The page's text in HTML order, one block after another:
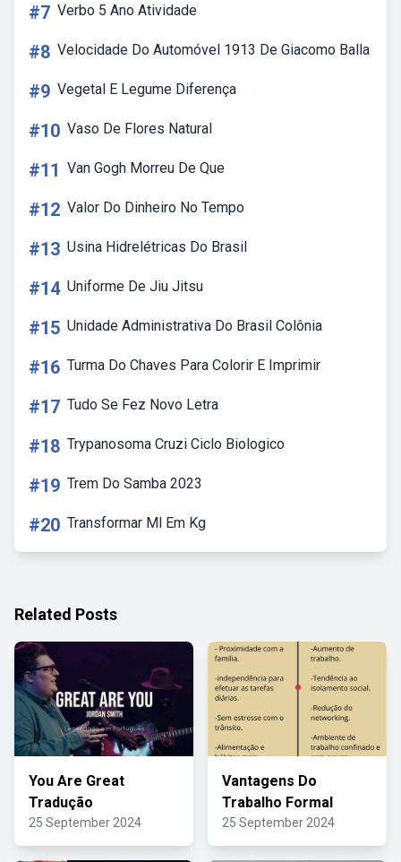
#7 Verbo 5 Ano Atividade
#8 Velocidade Do Automóvel 1913 De Giacomo Balla
#9 Vegetal E Legume Diferença
#10 Vaso De Flores Natural
#11 Van Gogh Morreu De Que
#12 Valor Do Dinheiro No Tempo
#13 Usina Hidrelétricas Do Brasil
#14 Uniforme De Jiu Jitsu
#15 Unidade Administrativa Do Brasil Colônia
#16 Turma Do Chaves Para Colorir E Imprimir
#17 Tudo Se Fez Novo Letra
#18 Trypanosoma Cruzi Ciclo Biologico
#19 Trem Do Samba 2023
#20 Transformar Ml Em Kg
Related Posts
You Are Great
Tradução
25 September 2024
Vantagens Do
Trabalho Formal
25 September 2024